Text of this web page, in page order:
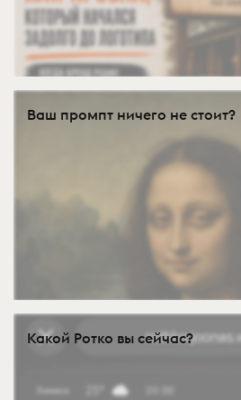
Ваш промпт ничего не стоит?
Какой Ротко вы сейчас?